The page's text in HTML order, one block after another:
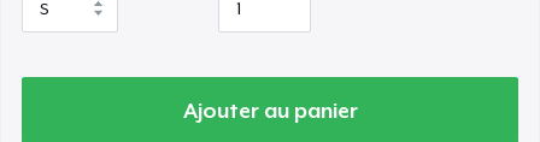
Ajouter au panier